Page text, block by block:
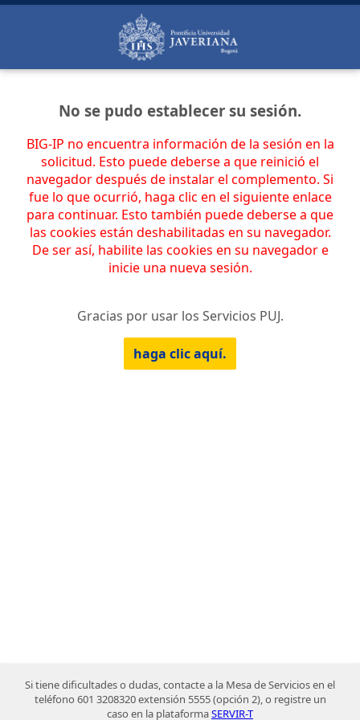
No se pudo establecer su sesión.
BIG-IP no encuentra información de la sesión en la
solicitud. Esto puede deberse a que reinició el
navegador después de instalar el complemento. Si
fue lo que ocurrió, haga clic en el siguiente enlace
para continuar. Esto también puede deberse a que
las cookies están deshabilitadas en su navegador.
De ser así, habilite las cookies en su navegador e
inicie una nueva sesión.
Gracias por usar los Servicios PUJ.
haga clic aquí.
Si tiene dificultades o dudas, contacte a la Mesa de Servicios en el
teléfono 601 3208320 extensión 5555 (opción 2), o registre un
caso en la plataformaSERVIR-T